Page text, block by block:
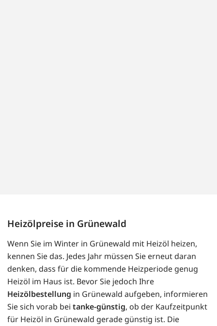
Heizölpreise in Grünewald
Wenn Sie im Winter in Grünewald mit Heizöl heizen,
kennen Sie das. Jedes Jahr müssen Sie erneut daran
denken, dass für die kommende Heizperiode genug
Heizöl im Haus ist. Bevor Sie jedoch Ihre
Heizölbestellung in Grünewald aufgeben, informieren
Sie sich vorab bei tanke-günstig, ob der Kaufzeitpunkt
für Heizöl in Grünewald gerade günstig ist. Die